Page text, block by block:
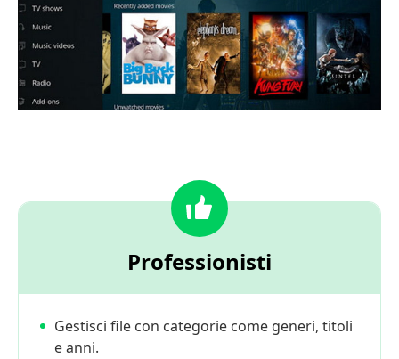
Professionisti
Gestisci file con categorie come generi, titoli
e anni.